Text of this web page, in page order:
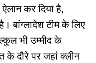
कर दिया है,
बांग्लादेश टीम के लिए
भी उम्मीद के
के दौरे पर जहां क्लीन